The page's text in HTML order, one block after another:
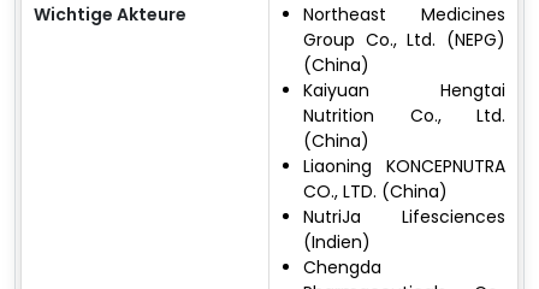
Wichtige Akteure
Northeast Medicines
Group Co., Ltd. (NEPG)
(China)
Kaiyuan Hengtai
Nutrition Co., Ltd.
(China)
Liaoning KONCEPNUTRA
CO., LTD. (China)
NutriJa Lifesciences
(Indien)
Chengda